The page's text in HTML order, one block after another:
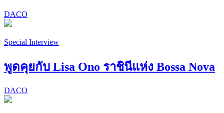
DACO
Special Interview
พูดคุยกับ Lisa Ono ราชินีแห่ง Bossa Nova
DACO